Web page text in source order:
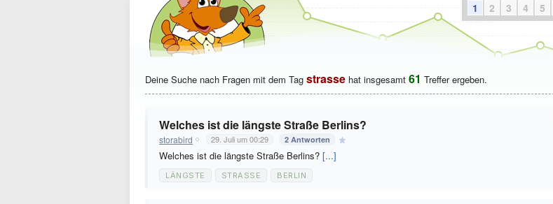
Deine Suche nach Fragen mit dem Tag strasse hat insgesamt 61 Treffer ergeben.
Welches ist die längste Straße Berlins?
storabird 29. Juli um 00:29 2 Antworten
Welches ist die längste Straße Berlins? [...]
LÄNGSTE STRASSE BERLIN
1 2 3 4 5